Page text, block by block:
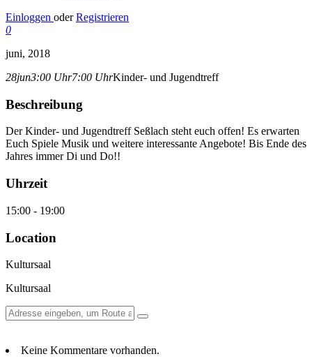
Einloggen oder Registrieren
0
juni, 2018
28jun3:00 Uhr7:00 UhrKinder- und Jugendtreff
Beschreibung
Der Kinder- und Jugendtreff Seßlach steht euch offen! Es erwarten
Euch Spiele Musik und weitere interessante Angebote! Bis Ende des
Jahres immer Di und Do!!
Uhrzeit
15:00 - 19:00
Location
Kultursaal
Kultursaal
Keine Kommentare vorhanden.